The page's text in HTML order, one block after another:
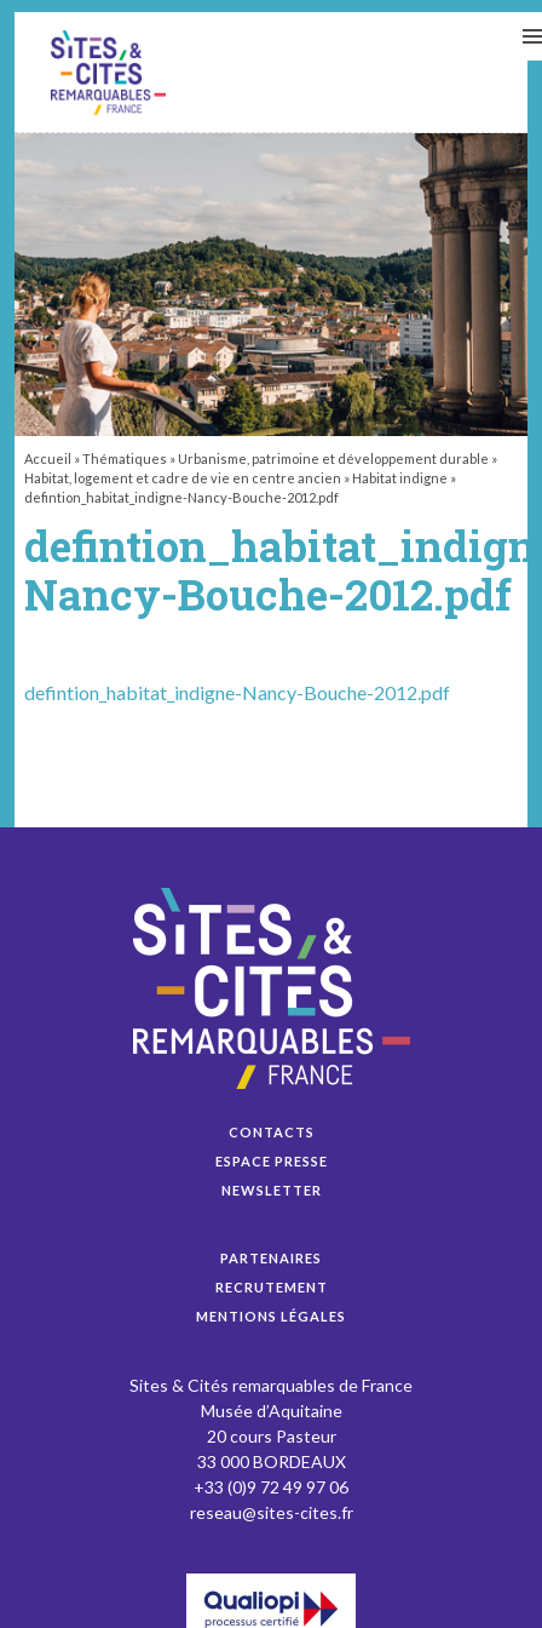
Accueil »Thématiques » Urbanisme, patrimoine et développement durable »
Habitat, logement et cadre de vie en centre ancien » Habitat indigne »
defintion_habitat_indigne-Nancy-Bouche-2012.pdf
Nancy-Bouche-2012.pdf
defintion_habitat_indigne-Nancy-Bouche-2012.pdf
CONTACTS
ESPACE PRESSE
NEWSLETTER
PARTENAIRES
RECRUTEMENT
MENTIONS LÉGALES
Sites & Cités remarquables de France
Musée d’Aquitaine
20 cours Pasteur
33 000 BORDEAUX
+33 (0)9 72 49 97 06
reseau@sites-cites.fr